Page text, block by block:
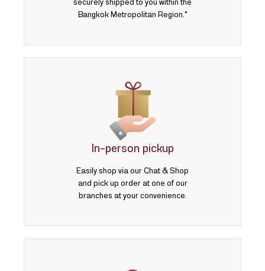
securely shipped to you within the
Bangkok Metropolitan Region.*
In-person pickup
Easily shop via our Chat & Shop
and pick up order at one of our
branches at your convenience.